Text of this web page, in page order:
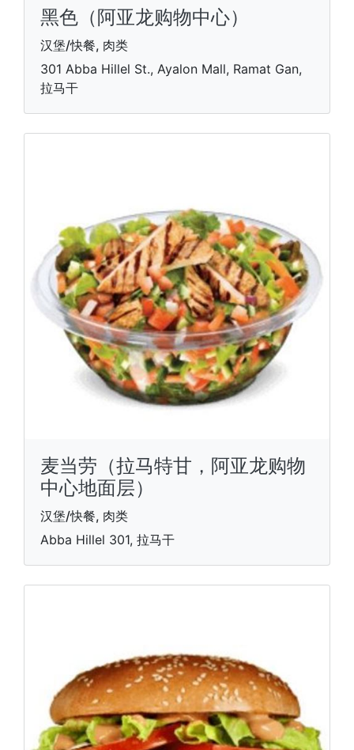
黑色（阿亚龙购物中心）
汉堡/快餐, 肉类
301 Abba Hillel St., Ayalon Mall, Ramat Gan,
拉马干
麦当劳（拉马特甘，阿亚龙购物
中心地面层）
汉堡/快餐, 肉类
Abba Hillel 301, 拉马干